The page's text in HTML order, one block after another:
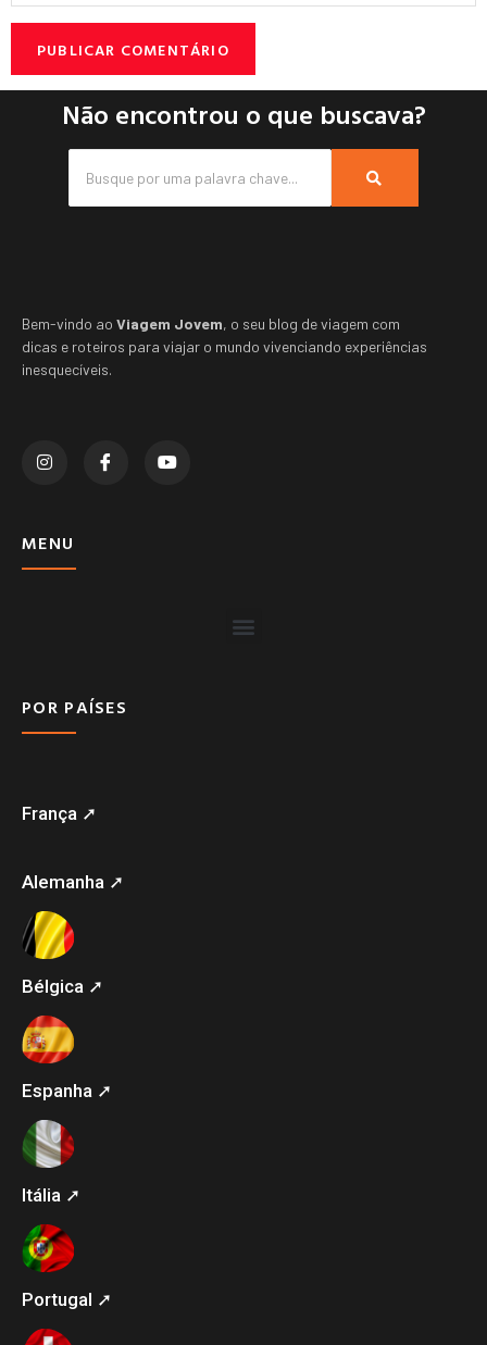
Não encontrou o que buscava?
Bem-vindo ao Viagem Jovem, o seu blog de viagem com
dicas e roteiros para viajar o mundo vivenciando experiências
inesquecíveis.
MENU
POR PAÍSES
França ➚
Alemanha ➚
Bélgica ➚
Espanha ➚
Itália ➚
Portugal ➚